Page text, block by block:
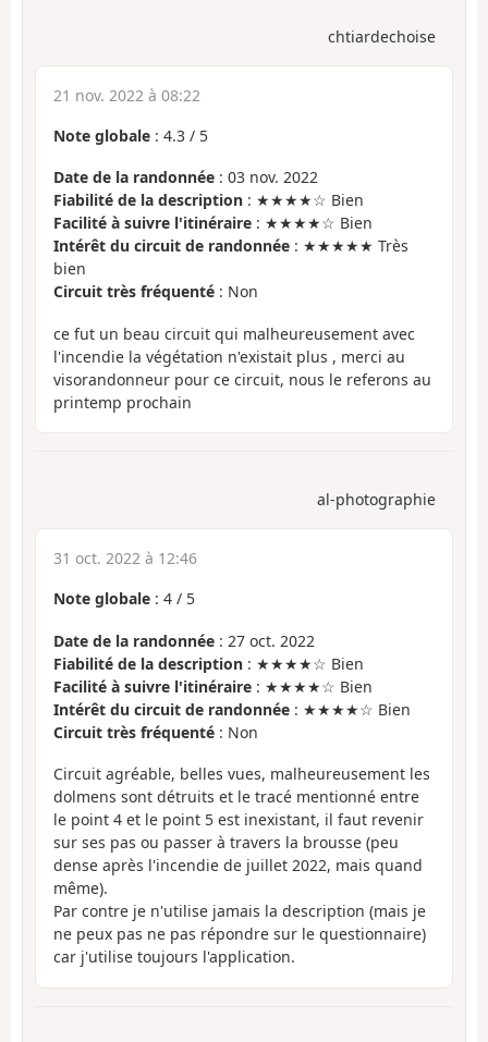
chtiardechoise
21 nov. 2022 à 08:22
Note globale : 4.3 / 5
Date de la randonnée : 03 nov. 2022
Fiabilité de la description : ★★★★☆ Bien
Facilité à suivre l'itinéraire : ★★★★☆ Bien
Intérêt du circuit de randonnée : ★★★★★ Très
bien
Circuit très fréquenté : Non
ce fut un beau circuit qui malheureusement avec
l'incendie la végétation n'existait plus , merci au
visorandonneur pour ce circuit, nous le referons au
printemp prochain
al-photographie
31 oct. 2022 à 12:46
Note globale : 4 / 5
Date de la randonnée : 27 oct. 2022
Fiabilité de la description : ★★★★☆ Bien
Facilité à suivre l'itinéraire : ★★★★☆ Bien
Intérêt du circuit de randonnée : ★★★★☆ Bien
Circuit très fréquenté : Non
Circuit agréable, belles vues, malheureusement les
dolmens sont détruits et le tracé mentionné entre
le point 4 et le point 5 est inexistant, il faut revenir
sur ses pas ou passer à travers la brousse (peu
dense après l'incendie de juillet 2022, mais quand
même).
Par contre je n'utilise jamais la description (mais je
ne peux pas ne pas répondre sur le questionnaire)
car j'utilise toujours l'application.